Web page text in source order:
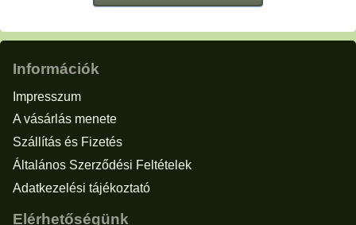
Információk
Impresszum
A vásárlás menete
Szállítás és Fizetés
Általános Szerződési Feltételek
Adatkezelési tájékoztató
Elérhetőségünk